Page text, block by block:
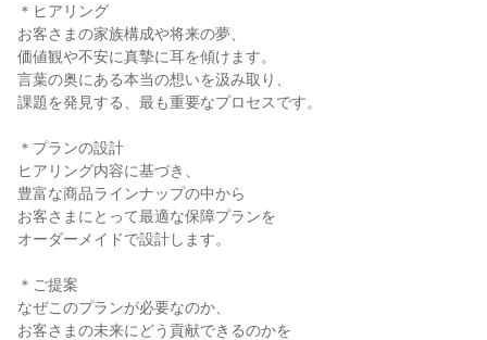
＊ヒアリング
お客さまの家族構成や将来の夢、
価値観や不安に真摯に耳を傾けます。
言葉の奥にある本当の想いを汲み取り、
課題を発見する、最も重要なプロセスです。
＊プランの設計
ヒアリング内容に基づき、
豊富な商品ラインナップの中から
お客さまにとって最適な保障プランを
オーダーメイドで設計します。
＊ご提案
なぜこのプランが必要なのか、
お客さまの未来にどう貢献できるのかを